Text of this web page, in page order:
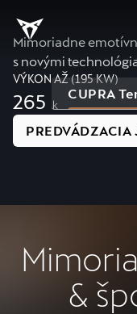
CUPRA
Mimoriadne
s novými
VÝKON AŽ (195 KW)
265 k
PREDVÁDZACIA
&